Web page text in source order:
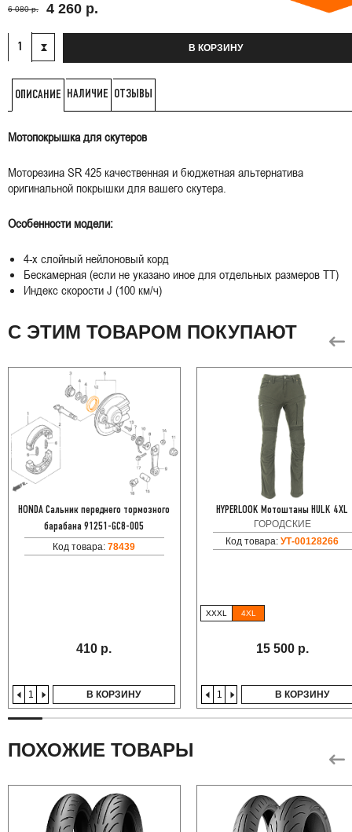
6 080 р. 4 260 р.
В КОРЗИНУ
ОПИСАНИЕ НАЛИЧИЕ ОТЗЫВЫ
Мотопокрышка для скутеров
Моторезина SR 425 качественная и бюджетная альтернатива
оригинальной покрышки для вашего скутера.
Особенности модели:
4-х слойный нейлоновый корд
Бескамерная (если не указано иное для отдельных размеров TT)
Индекс скорости J (100 км/ч)
С ЭТИМ ТОВАРОМ ПОКУПАЮТ
HONDA Сальник переднего тормозного
барабана 91251-GC8-005
Код товара:78439
410 р.
В КОРЗИНУ
HYPERLOOK Мотоштаны HULK 4XL
ГОРОДСКИЕ
Код товара:УТ-00128266
XXXL 4XL
15 500 р.
В КОРЗИНУ
ПОХОЖИЕ ТОВАРЫ